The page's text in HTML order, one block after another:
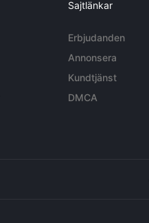
Sajtlänkar
Erbjudanden
Annonsera
Kundtjänst
DMCA